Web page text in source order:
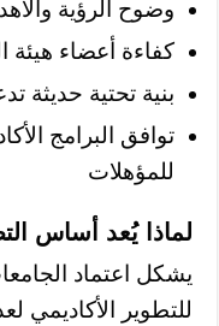
وضوح الرؤية
كفاءة أعضاء هيئة
بنية تحتية حديثة
توافق البرامج
للمؤهلات
لماذا يُعد أساس
يشكل اعتماد
للتطوير الأكاديمي